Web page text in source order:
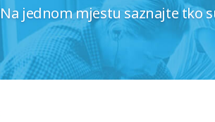
Na jednom mjestu saznajte tko